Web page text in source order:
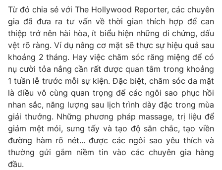
Từ đó chia sẻ với The Hollywood Reporter, các chuyên
gia đã đưa ra tư vấn về thời gian thích hợp để can
thiệp trở nên hài hòa, ít biểu hiện những di chứng, dấu
vệt rõ ràng. Ví dụ nâng cơ mặt sẽ thực sự hiệu quả sau
khoảng 2 tháng. Hay việc chăm sóc răng miệng để có
nụ cười tỏa nắng cần rất được quan tâm trong khoảng
1 tuần lễ trước mỗi sự kiện. Đặc biệt, chăm sóc da mặt
là điều vô cùng quan trọng để các ngôi sao phục hồi
nhan sắc, năng lượng sau lịch trình dày đặc trong mùa
giải thưởng. Những phương pháp massage, trị liệu để
giảm mệt mỏi, sưng tấy và tạo độ săn chắc, tạo viền
đường hàm rõ nét... được các ngôi sao yêu thích và
thường gửi gắm niềm tin vào các chuyên gia hàng
đầu.